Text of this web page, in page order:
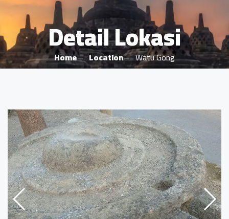
Detail Lokasi
Home Location Watu Gong